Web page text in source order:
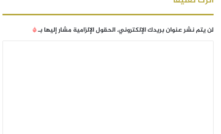
لن يتم نشر عنوان بريدك الإلكتروني.الحقول الإلزامية مشار إليها بـ*